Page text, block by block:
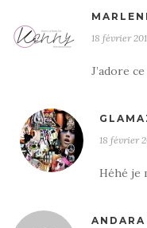
18 février
J’adore
18 février
Héhé je